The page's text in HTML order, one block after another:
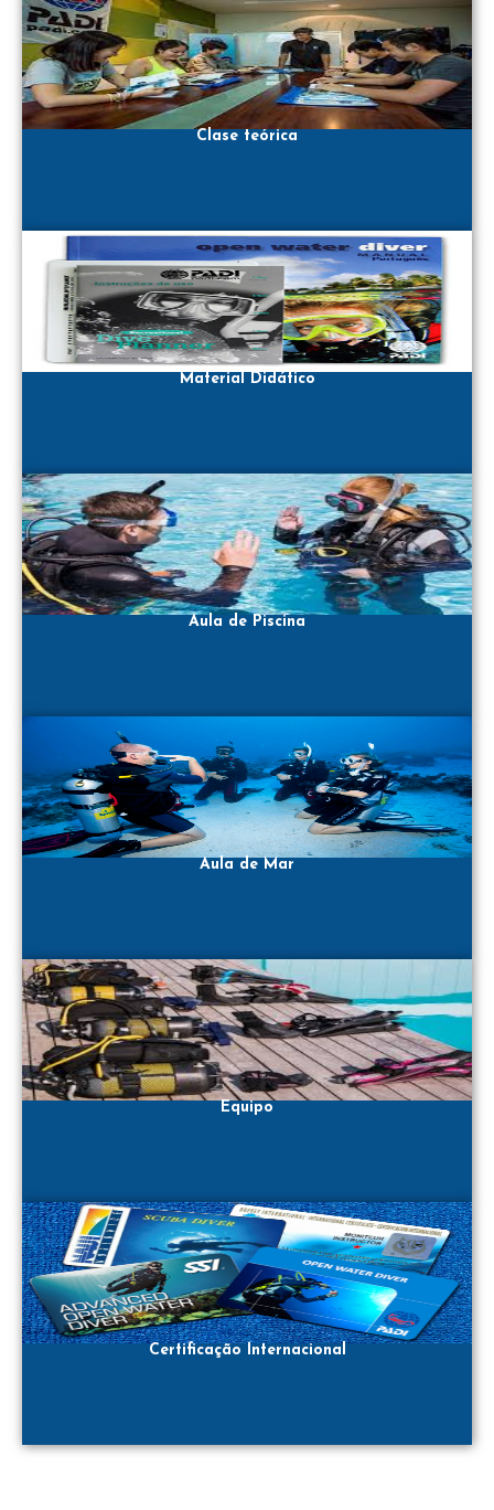
Clase teórica
Material Didático
Aula de Piscina
Aula de Mar
Equipo
Certificação Internacional